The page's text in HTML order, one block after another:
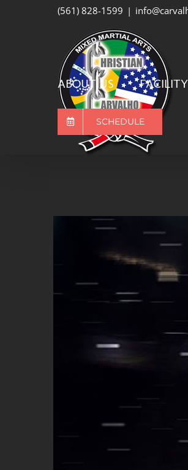
(561) 828-1599 |
ABOUT US FACILITY
SCHEDULE